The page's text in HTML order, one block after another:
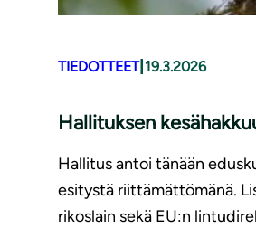
TIEDOTTEET| 19.3.2026
Hallituksen
Hallitus antoi tänään
esitystä riittämättömänä.
rikoslain sekä EU:n